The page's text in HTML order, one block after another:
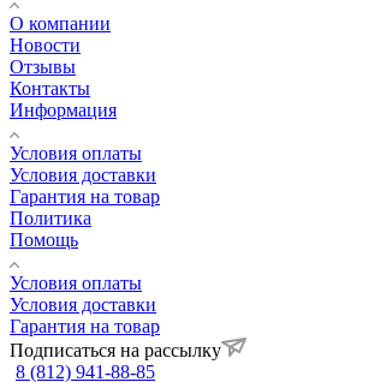
О компании
Новости
Отзывы
Контакты
Информация
Условия оплаты
Условия доставки
Гарантия на товар
Политика
Помощь
Условия оплаты
Условия доставки
Гарантия на товар
Подписаться на рассылку
8 (812) 941-88-85